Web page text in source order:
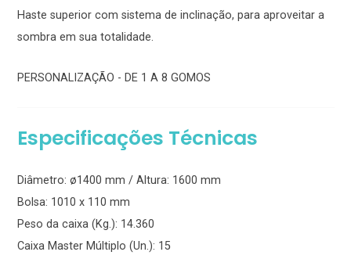
Haste superior com sistema de inclinação, para aproveitar a
sombra em sua totalidade.
PERSONALIZAÇÃO - DE 1 A 8 GOMOS
Especificações Técnicas
Diâmetro: ø1400 mm / Altura: 1600 mm
Bolsa: 1010 x 110 mm
Peso da caixa (Kg.): 14.360
Caixa Master Múltiplo (Un.): 15